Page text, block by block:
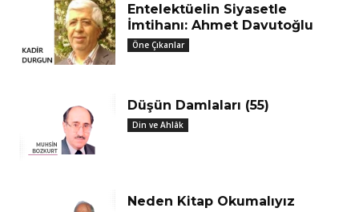
Entelektüelin Siyasetle
İmtihanı: Ahmet Davutoğlu
Öne Çıkanlar
Düşün Damlaları (55)
Din ve Ahlâk
Neden Kitap Okumalıyız